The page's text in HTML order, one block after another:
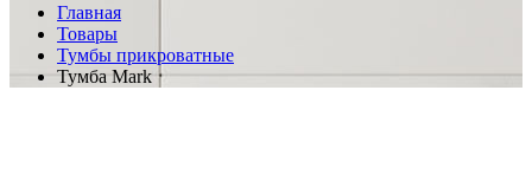
Главная
Товары
Тумбы прикроватные
Тумба Mark